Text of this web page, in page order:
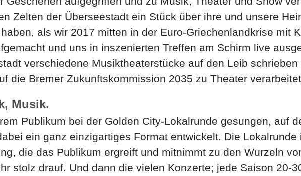
Zelten der Überseestadt ein Stück über ihre und unsere
als wir 2017 mitten in der Euro-Griechenlandkrise mit
und uns in inszenierten Treffen am Schirm live
verschiedene Musiktheaterstücke auf den Leib
die Bremer Zukunftskommission 2035 zu Theater
Musik.
Publikum bei der Golden City-Lokalrunde gesungen, auf
ein ganz einzigartiges Format entwickelt. Die
die das Publikum ergreift und mitnimmt zu den Wurzeln
stolz drauf. Und dann die vielen Konzerte; jede Saison 20-